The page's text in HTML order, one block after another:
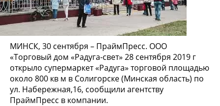
МИНСК, 30 сентября – ПраймПресс. ООО
«Торговый дом «Радуга-свет» 28 сентября 2019 г
открыло супермаркет «Радуга» торговой площадью
около 800 кв м в Солигорске (Минская область) по
ул. Набережная,16, сообщили агентству
ПраймПресс в компании.